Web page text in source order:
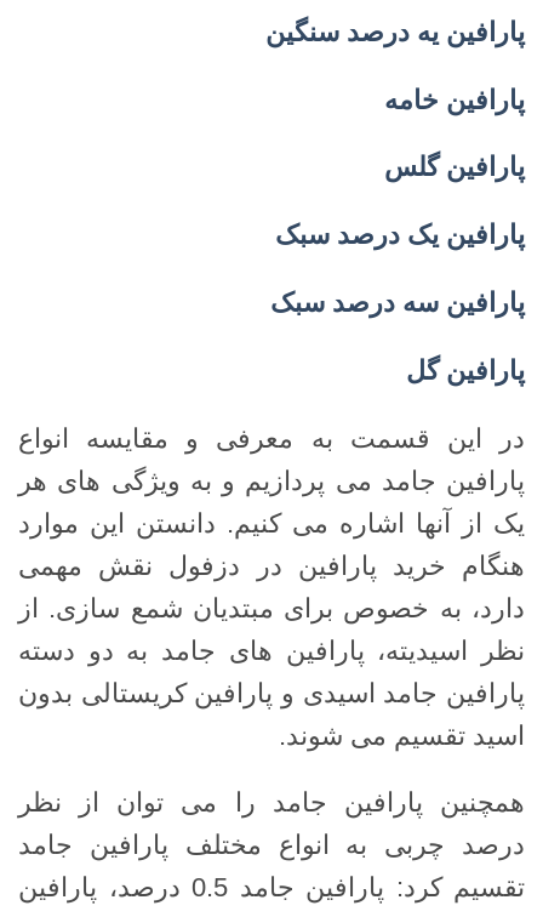
پارافین یه درصد سنگین
پارافین خامه
پارافین گلس
پارافین یک درصد سبک
پارافین سه درصد سبک
پارافین گل
در این قسمت به معرفی و مقایسه انواع
پارافین جامد می پردازیم و به ویژگی های هر
یک از آنها اشاره می کنیم. دانستن این موارد
هنگام خرید پارافین در دزفول نقش مهمی
دارد، به خصوص برای مبتدیان شمع سازی. از
نظر اسیدیته، پارافین های جامد به دو دسته
پارافین جامد اسیدی و پارافین کریستالی بدون
اسید تقسیم می شوند.
همچنین پارافین جامد را می توان از نظر
درصد چربی به انواع مختلف پارافین جامد
تقسیم کرد: پارافین جامد 0.5 درصد، پارافین